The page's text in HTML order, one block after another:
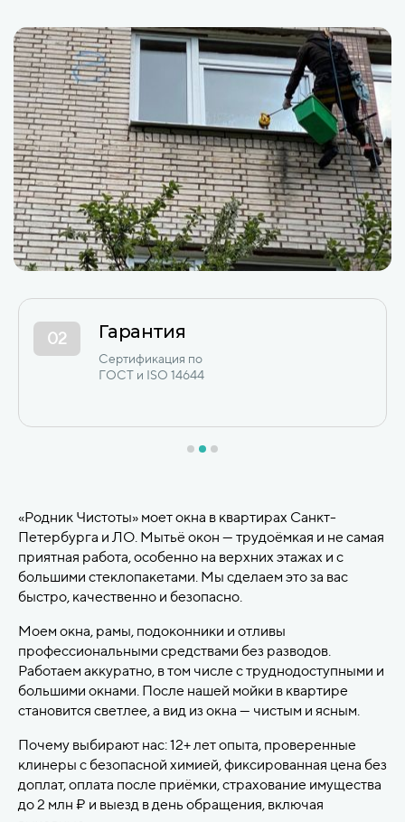
03 12+ лет опыта
Сотни коммерческих
и промышленных объектов
«Родник Чистоты» моет окна в квартирах Санкт-
Петербурга и ЛО. Мытьё окон — трудоёмкая и не самая
приятная работа, особенно на верхних этажах и с
большими стеклопакетами. Мы сделаем это за вас
быстро, качественно и безопасно.
Моем окна, рамы, подоконники и отливы
профессиональными средствами без разводов.
Работаем аккуратно, в том числе с труднодоступными и
большими окнами. После нашей мойки в квартире
становится светлее, а вид из окна — чистым и ясным.
Почему выбирают нас: 12+ лет опыта, проверенные
клинеры с безопасной химией, фиксированная цена без
доплат, оплата после приёмки, страхование имущества
до 2 млн ₽ и выезд в день обращения, включая